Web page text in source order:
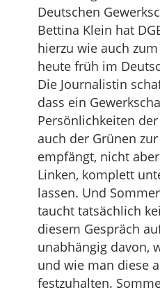
Deutschen
Bettina Klein hat
hierzu wie auch
heute früh im
Die Journalistin
dass ein
Persönlichkeiten
auch der Grünen
empfängt, nicht
Linken, komplett
lassen. Und
taucht tatsächlich
diesem Gespräch
unabhängig davon,
und wie man diese
festzuhalten.